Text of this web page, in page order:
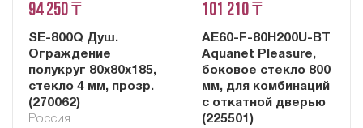
94 250 ₸
SE-800Q Душ.
Ограждение
полукруг 80х80х185,
стекло 4 мм, прозр.
(270062)
Россия
101 210 ₸
AE60-F-80H200U-BT
Aquanet Pleasure,
боковое стекло 800
мм, для комбинаций
с откатной дверью
(225501)